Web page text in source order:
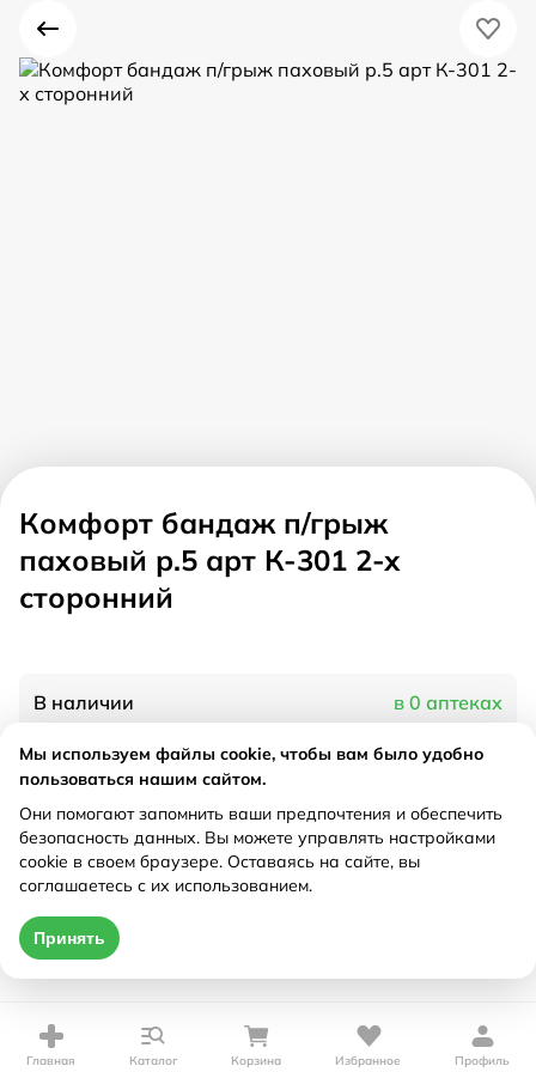
Комфорт бандаж п/грыж
паховый р.5 арт К-301 2-х
сторонний
В наличии в 0 аптеках
Характеристики
Рецепт Не требуется
Главная Каталог Корзина Избранное Профиль
Мы используем файлы cookie, чтобы вам было удобно
пользоваться нашим сайтом.
Они помогают запомнить ваши предпочтения и обеспечить
безопасность данных. Вы можете управлять настройками
cookie в своем браузере. Оставаясь на сайте, вы
соглашаетесь с их использованием.
Принять